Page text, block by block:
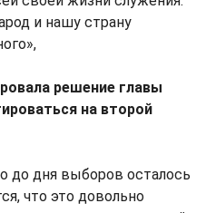
и нашу страну
решение главы
на второй
до дня выборов осталось
что это довольно